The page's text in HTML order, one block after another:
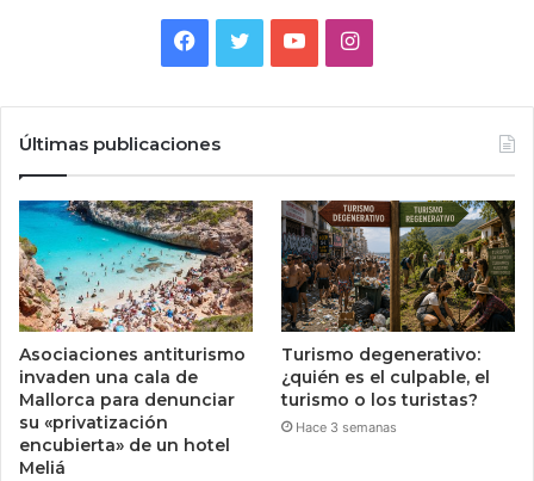
Facebook
TwitterYouTubeInstagram
Últimas publicaciones
Asociaciones antiturismo
invaden una cala de
Mallorca para denunciar
su «privatización
encubierta» de un hotel
Meliá
Turismo degenerativo:
¿quién es el culpable, el
turismo o los turistas?
Hace 3 semanas